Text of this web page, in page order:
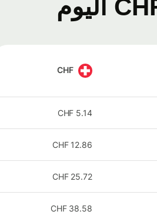
CHF
5.14
CHF
12.86
CHF
25.72
CHF
38.58
CHF